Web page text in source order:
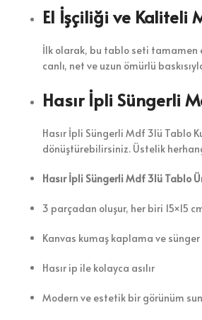
El İşçiliği ve Kaliteli
İlk olarak, bu tablo seti tamamen
canlı, net ve uzun ömürlü
Hasır İpli Süngerli
Hasır İpli Süngerli Mdf 3lü Tablo
dönüştürebilirsiniz. Üstelik
Hasır İpli Süngerli Mdf 3lü Tablo
3 parçadan oluşur, her biri 15×15
Kanvas kumaş kaplama ve
Hasır ip ile kolayca asılır
Modern ve estetik bir görünüm